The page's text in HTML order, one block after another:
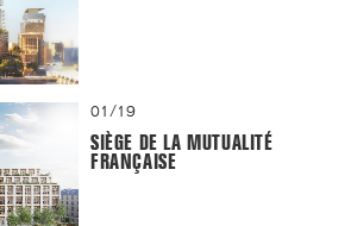
01/19
SIÈGE DE LA MUTUALITÉ
FRANÇAISE